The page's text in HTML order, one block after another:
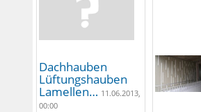
Dachhauben
Lüftungshauben
Lamellen… 11.06.2013,
00:00